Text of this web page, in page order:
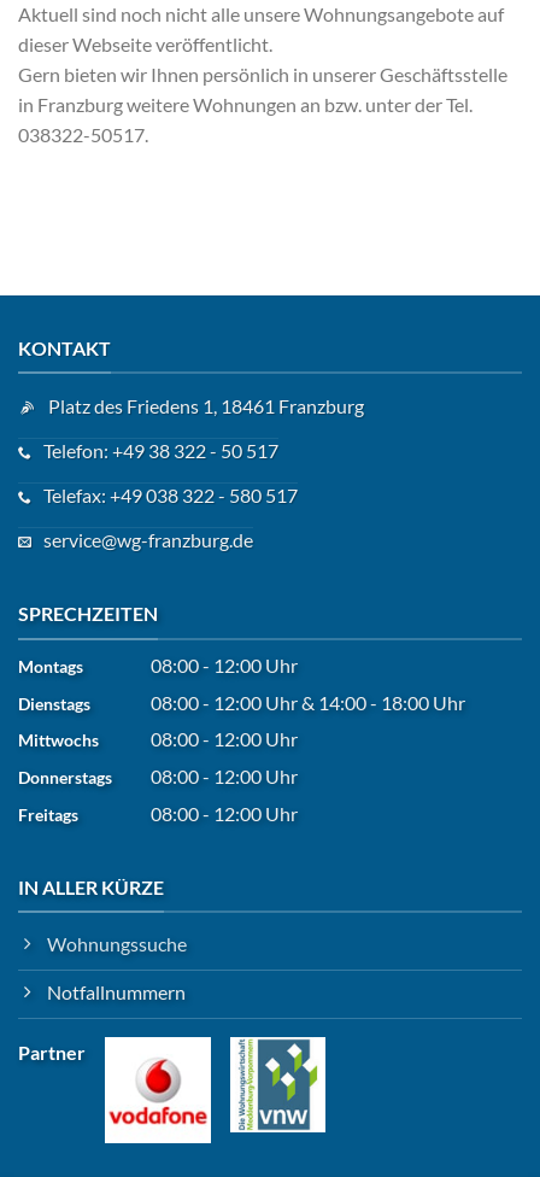
Aktuell sind noch nicht alle unsere Wohnungsangebote auf
dieser Webseite veröffentlicht.
Gern bieten wir Ihnen persönlich in unserer Geschäftsstelle
in Franzburg weitere Wohnungen an bzw. unter der Tel.
038322-50517.
KONTAKT
Platz des Friedens 1, 18461 Franzburg
Telefon: +49 38 322 - 50 517
Telefax: +49 038 322 - 580 517
service@wg-franzburg.de
SPRECHZEITEN
Montags 08:00 - 12:00 Uhr
Dienstags 08:00 - 12:00 Uhr& 14:00 - 18:00 Uhr
Mittwochs 08:00 - 12:00 Uhr
Donnerstags 08:00 - 12:00 Uhr
Freitags 08:00 - 12:00 Uhr
IN ALLER KÜRZE
Wohnungssuche
Notfallnummern
Partner